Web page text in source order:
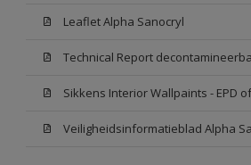
Leaflet Alpha Sanocryl